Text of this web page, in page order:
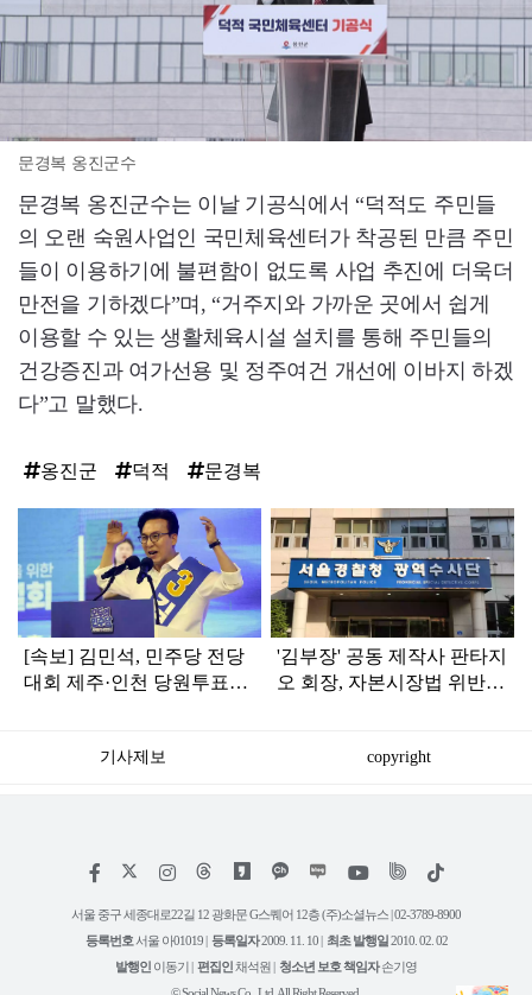
문경복 옹진군수
문경복 옹진군수는 이날 기공식에서 “덕적도 주민들
의 오랜 숙원사업인 국민체육센터가 착공된 만큼 주민
들이 이용하기에 불편함이 없도록 사업 추진에 더욱더
만전을 기하겠다”며, “거주지와 가까운 곳에서 쉽게
이용할 수 있는 생활체육시설 설치를 통해 주민들의
건강증진과 여가선용 및 정주여건 개선에 이바지 하겠
다”고 말했다.
옹진군 덕적 문경복
인
[속보] 김민석, 민주당 전당
대회 제주·인천 당원투표서
'김부장' 공동 제작사 판타지
오 회장, 자본시장법 위반
기사제보 copyright
페
스
인
타
램
위
트
유
튜
틱
서울 중구 세종대로22길 12 광화문 G스퀘어 12층 (주)소셜뉴스 | 02-3789-8900
등록번호 서울 아01019 | 등록일자2009. 11. 10 | 최초 발행일2010. 02. 02
발행인 이동기 | 편집인채석원 | 청소년 보호 책임자손기영